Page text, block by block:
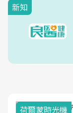
新知
荷爾蒙時光機